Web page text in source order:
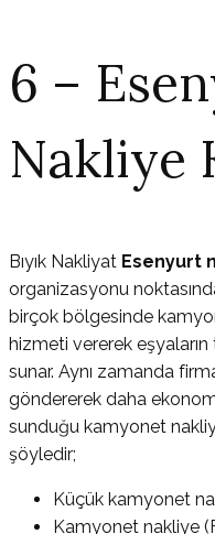
6 –
Nakliye
Bıyık Nakliyat Esenyurt
organizasyonu
birçok bölgesinde
hizmeti vererek
sunar. Aynı zamanda
göndererek daha
sunduğu kamyonet
şöyledir;
Küçük kamyonet
Kamyonet nakliye